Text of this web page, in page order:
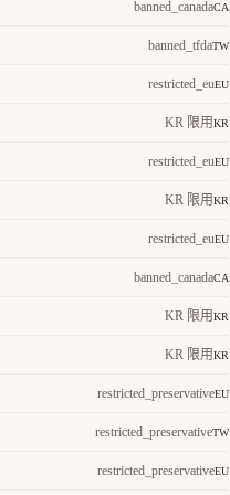
banned_canadaCA
banned_tfdaTW
restricted_euEU
KR 限用KR
restricted_euEU
KR 限用KR
restricted_euEU
banned_canadaCA
KR 限用KR
KR 限用KR
restricted_preservativeEU
restricted_preservativeTW
restricted_preservativeEU